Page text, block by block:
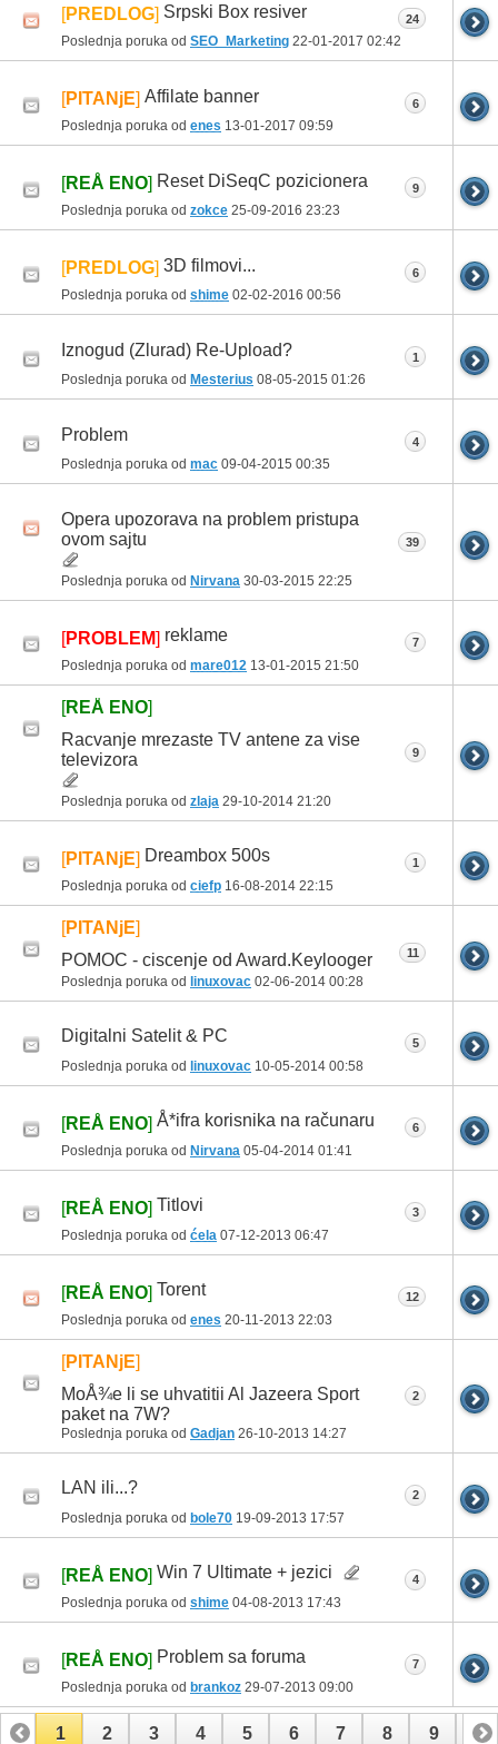
PREDLOG Srpski Box resiver
Poslednja poruka od SEO_Marketing 22-01-2017 02:42
24
PITANjE Affilate banner
Poslednja poruka od enes 13-01-2017 09:59
6
REÅ ENO Reset DiSeqC pozicionera
Poslednja poruka od zokce 25-09-2016 23:23
9
PREDLOG 3D filmovi...
Poslednja poruka od shime 02-02-2016 00:56
6
Iznogud (Zlurad) Re-Upload?
Poslednja poruka od Mesterius 08-05-2015 01:26
1
Problem
Poslednja poruka od mac 09-04-2015 00:35
4
Opera upozorava na problem pristupa
ovom sajtu
Poslednja poruka od Nirvana 30-03-2015 22:25
39
[PROBLEM] reklame
Poslednja poruka od mare012 13-01-2015 21:50
7
[REÅ ENO]
Racvanje mrezaste TV antene za vise
televizora
Poslednja poruka od zlaja 29-10-2014 21:20
9
[PITANjE] Dreambox 500s
Poslednja poruka od ciefp 16-08-2014 22:15
1
[PITANjE]
POMOC - ciscenje od Award.Keylooger
Poslednja poruka od linuxovac 02-06-2014 00:28
11
Digitalni Satelit & PC
Poslednja poruka od linuxovac 10-05-2014 00:58
5
[REÅ ENO] Å*ifra korisnika na računaru
Poslednja poruka od Nirvana 05-04-2014 01:41
6
[REÅ ENO] Titlovi
Poslednja poruka od ćela 07-12-2013 06:47
3
[REÅ ENO] Torent
Poslednja poruka od enes 20-11-2013 22:03
12
[PITANjE]
MoÅ¾e li se uhvatitii Al Jazeera Sport
paket na 7W?
Poslednja poruka od Gadjan 26-10-2013 14:27
2
LAN ili...?
Poslednja poruka od bole70 19-09-2013 17:57
2
[REÅ ENO] Win 7 Ultimate + jezici
Poslednja poruka od shime 04-08-2013 17:43
4
[REÅ ENO] Problem sa foruma
Poslednja poruka od brankoz 29-07-2013 09:00
7
1 2 3 4 5 6 7 8 9 10